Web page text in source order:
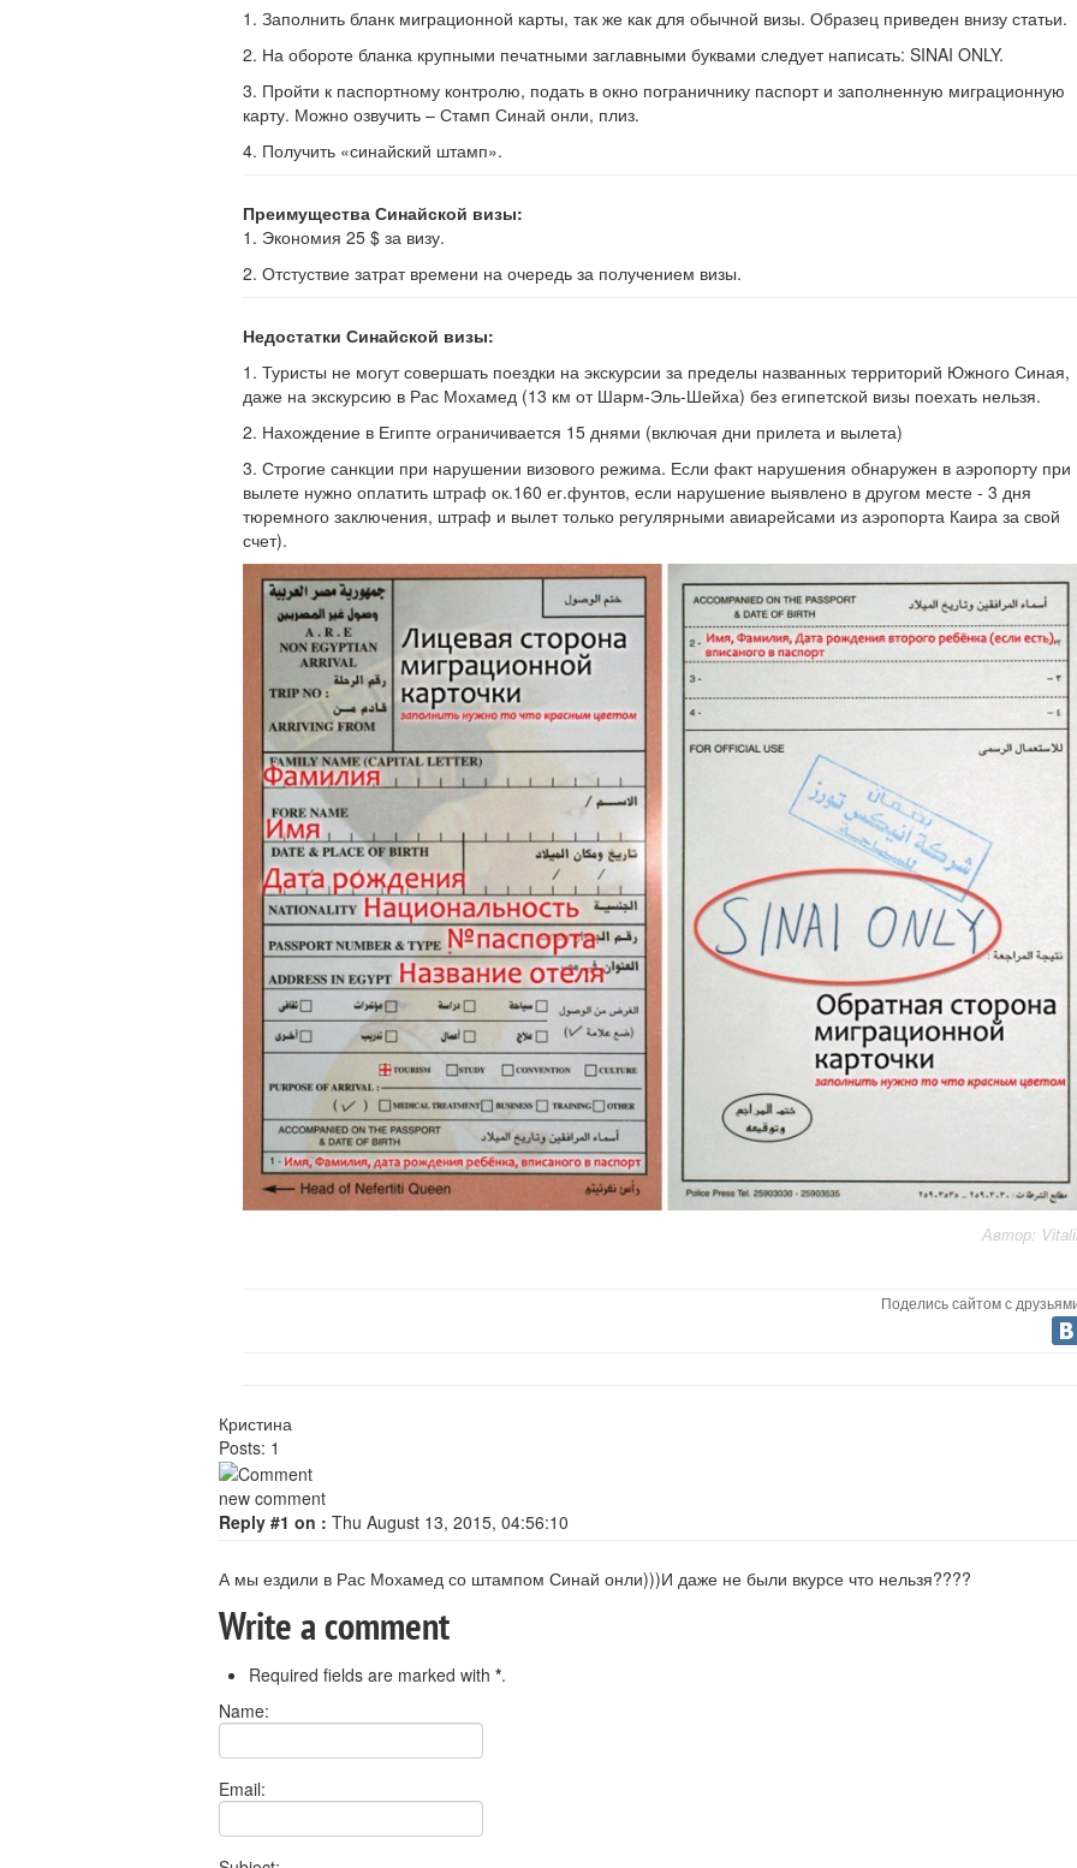
1. Заполнить бланк миграционной карты, так же как для обычной визы. Образец приведен внизу статьи.
2. На обороте бланка крупными печатными заглавными буквами следует написать: SINAI ONLY.
3. Пройти к паспортному контролю, подать в окно пограничнику паспорт и заполненную миграционную
карту. Можно озвучить – Стамп Синай онли, плиз.
4. Получить «синайский штамп».
Преимущества Синайской визы:
1. Экономия 25 $ за визу.
2. Отстуствие затрат времени на очередь за получением визы.
Недостатки Синайской визы:
1. Туристы не могут совершать поездки на экскурсии за пределы названных территорий Южного Синая,
даже на экскурсию в Рас Мохамед (13 км от Шарм-Эль-Шейха) без египетской визы поехать нельзя.
2. Нахождение в Египте ограничивается 15 днями (включая дни прилета и вылета)
3. Строгие санкции при нарушении визового режима. Если факт нарушения обнаружен в аэропорту при
вылете нужно оплатить штраф ок.160 ег.фунтов, если нарушение выявлено в другом месте - 3 дня
тюремного заключения, штраф и вылет только регулярными авиарейсами из аэропорта Каира за свой
счет).
Автор:
Поделись сайтом с
Кристина
Posts: 1
new comment
Reply #1 on : Thu August 13, 2015, 04:56:10
А мы ездили в Рас Мохамед со штампом Синай онли)))И даже не были вкурсе что нельзя????
Write a comment
Required fields are marked with *.
Name:
Email: